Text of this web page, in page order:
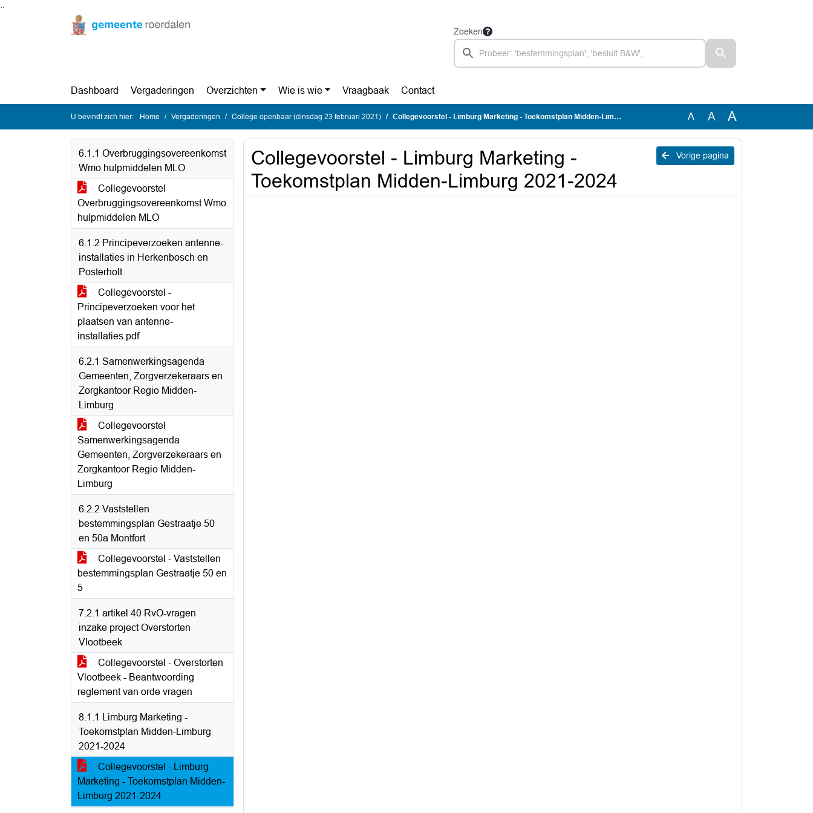
Ga naar de inhoud van deze pagina
Ga naar het zoeken
Ga naar het menu
Zoeken
Dashboard Vergaderingen Overzichten Wie is wie Vraagbaak Contact
U bevindt zich hier: Home Vergaderingen College openbaar (dinsdag 23 februari 2021) Collegevoorstel - Limburg Marketing - Toekomstplan Midden-Limburg 2021-2024 A A A
6.1.1 Overbruggingsovereenkomst
Wmo hulpmiddelen MLO
Collegevoorstel
Overbruggingsovereenkomst Wmo
hulpmiddelen MLO
6.1.2 Principeverzoeken antenne-
installaties in Herkenbosch en
Posterholt
Collegevoorstel -
Principeverzoeken voor het
plaatsen van antenne-
installaties.pdf
6.2.1 Samenwerkingsagenda
Gemeenten, Zorgverzekeraars en
Zorgkantoor Regio Midden-
Limburg
Collegevoorstel
Samenwerkingsagenda
Gemeenten, Zorgverzekeraars en
Zorgkantoor Regio Midden-
Limburg
6.2.2 Vaststellen
bestemmingsplan Gestraatje 50
en 50a Montfort
Collegevoorstel - Vaststellen
bestemmingsplan Gestraatje 50 en
5
7.2.1 artikel 40 RvO-vragen
inzake project Overstorten
Vlootbeek
Collegevoorstel - Overstorten
Vlootbeek - Beantwoording
reglement van orde vragen
8.1.1 Limburg Marketing -
Toekomstplan Midden-Limburg
2021-2024
Collegevoorstel - Limburg
Marketing - Toekomstplan Midden-
Limburg 2021-2024
Vorige pagina
Collegevoorstel - Limburg Marketing -
Toekomstplan Midden-Limburg 2021-2024